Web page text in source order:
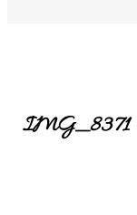
IMG_8371 –